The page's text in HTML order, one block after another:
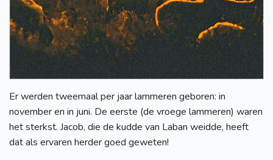
Er werden tweemaal per jaar lammeren geboren: in
november en in juni. De eerste (de vroege lammeren) waren
het sterkst. Jacob, die de kudde van Laban weidde, heeft
dat als ervaren herder goed geweten!